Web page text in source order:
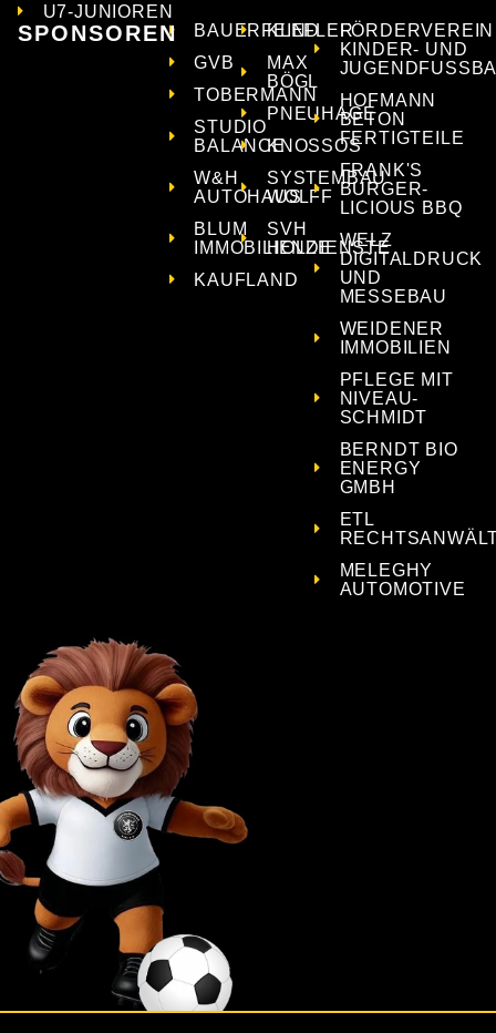
U7-JUNIOREN
SPONSOREN
BAUERFEIND
GVB
TOBERMANN
STUDIO
BALANCE
W&H
AUTOHAUS
BLUM
IMMOBILIENDIENSTE
KAUFLAND
KLEFLER
MAX
BÖGL
PNEUHAGE
KNOSSOS
SYSTEMBAU
WOLFF
SVH
HOLZE
FÖRDERVEREIN
KINDER- UND
HOFMANN
BETON
FERTIGTEILE
FRANK'S
BURGER-
LICIOUS BBQ
WELZ
DIGITALDRUCK
UND
MESSEBAU
WEIDENER
IMMOBILIEN
PFLEGE MIT
NIVEAU-
SCHMIDT
BERNDT BIO
ENERGY
GMBH
ETL
MELEGHY
AUTOMOTIVE